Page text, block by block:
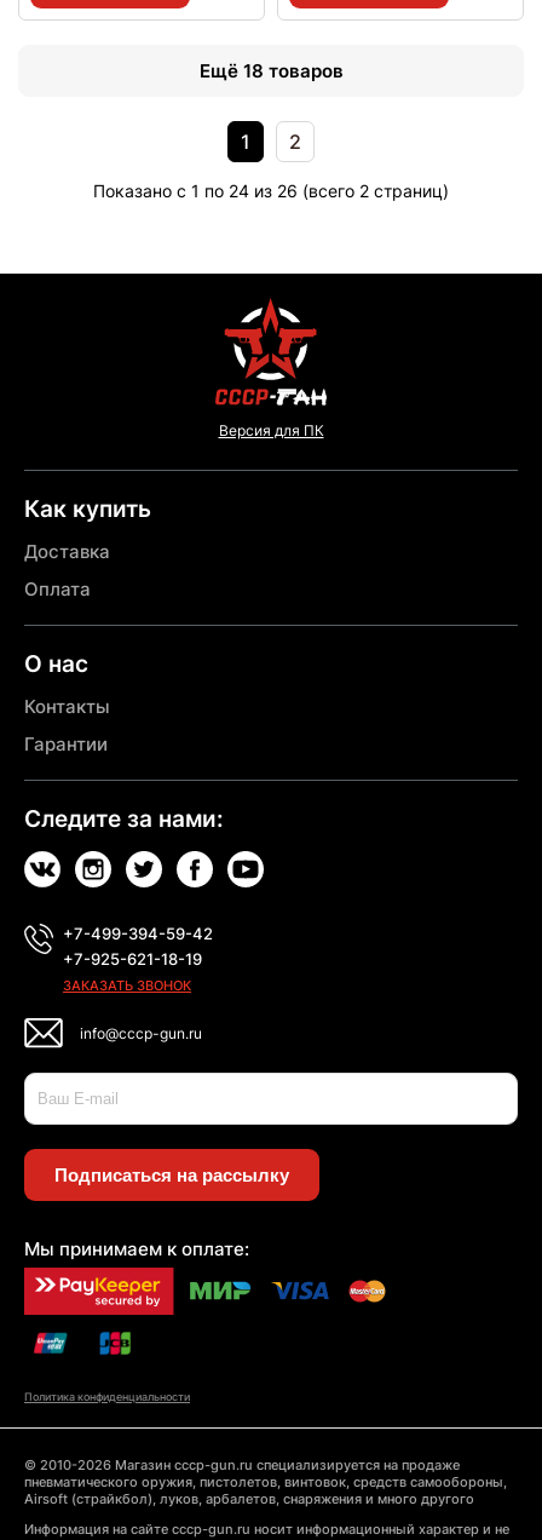
Ещё 18 товаров
1 2
Показано с 1 по 24 из 26 (всего 2 страниц)
Версия для ПК
Как купить
Доставка
Оплата
О нас
Контакты
Гарантии
Следите за нами:
+7-499-394-59-42
+7-925-621-18-19
ЗАКАЗАТЬ ЗВОНОК
info@cccp-gun.ru
Подписаться на рассылку
Мы принимаем к оплате:
Политика конфиденциальности
© 2010-2026 Магазин cccp-gun.ru специализируется на продаже
пневматического оружия, пистолетов, винтовок, средств самообороны,
Airsoft (страйкбол), луков, арбалетов, снаряжения и много другого
Информация на сайте cccp-gun.ru носит информационный характер и не